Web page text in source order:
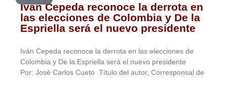
Iván Cepeda reconoce la derrota en
las elecciones de Colombia y De la
Espriella será el nuevo presidente
Iván Cepeda reconoce la derrota en las elecciones de
Colombia y De la Espriella será el nuevo presidente
Por: José Carlos Cueto Título del autor, Corresponsal de